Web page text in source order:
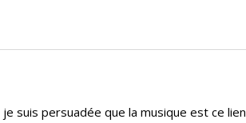
suis persuadée que la musique est ce lien